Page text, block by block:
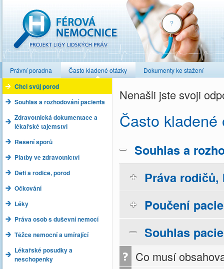
Právní poradna Často kladené otázky Dokumenty ke stažení
Chci svůj porod
Souhlas a rozhodování pacienta
Zdravotnická dokumentace a
lékařské tajemství
Řešení sporů
Platby ve zdravotnictví
Děti a rodiče, porod
Očkování
Léky
Práva osob s duševní nemocí
Těžce nemocní a umírající
Lékařské posudky a
neschopenky
Nenašli jste svoji
Často kladené
Souhlas a
Práva
Poučení
Souhlas
Co musí